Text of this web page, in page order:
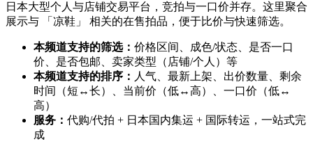
日本大型个人与店铺交易平台，竞拍与一口价并存。这里聚合
展示与 「凉鞋」 相关的在售拍品，便于比价与快速筛选。
本频道支持的筛选： 价格区间、成色/状态、是否一口
价、是否包邮、卖家类型（店铺/个人）等
本频道支持的排序： 人气、最新上架、出价数量、剩余
时间（短↔长）、当前价（低↔高）、一口价（低↔
高）
服务： 代购/代拍 + 日本国内集运 + 国际转运，一站式完
成